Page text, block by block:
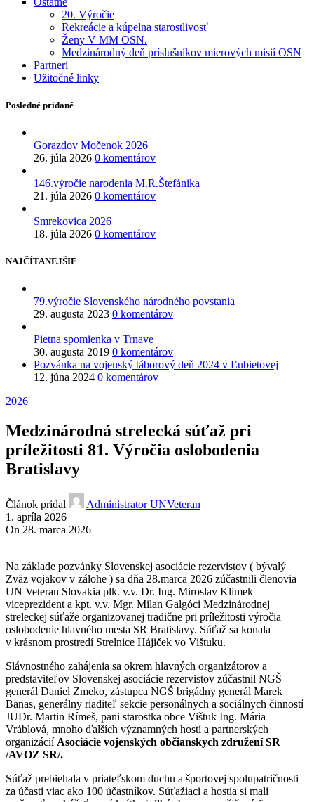
20. Výročie
Rekreácie a kúpelna starostlivosť
Ženy V MM OSN.
Medzinárodný deň príslušníkov mierových misií OSN
Partneri
Užitočné linky
Posledné pridané
Gorazdov Močenok 2026
26. júla 2026 0 komentárov
146.výročie narodenia M.R.Štefánika
21. júla 2026 0 komentárov
Smrekovica 2026
18. júla 2026 0 komentárov
NAJČÍTANEJŠIE
79.výročie Slovenského národného povstania
29. augusta 2023 0 komentárov
Pietna spomienka v Trnave
30. augusta 2019 0 komentárov
Pozvánka na vojenský táborový deň 2024 v Ľubietovej
12. júna 2024 0 komentárov
2026
Medzinárodná strelecká súťaž pri
príležitosti 81. Výročia oslobodenia
Bratislavy
Článok pridal
Administrator UNVeteran
1. apríla 2026
On 28. marca 2026
Na základe pozvánky Slovenskej asociácie rezervistov ( bývalý
Zväz vojakov v zálohe ) sa dňa 28.marca 2026 zúčastnili členovia
UN Veteran Slovakia plk. v.v. Dr. Ing. Miroslav Klimek –
viceprezident a kpt. v.v. Mgr. Milan Galgóci Medzinárodnej
streleckej súťaže organizovanej tradične pri príležitosti výročia
oslobodenie hlavného mesta SR Bratislavy. Súťaž sa konala
v krásnom prostredí Strelnice Hájiček vo Vištuku.
Slávnostného zahájenia sa okrem hlavných organizátorov a
predstaviteľov Slovenskej asociácie rezervistov zúčastnil NGŠ
generál Daniel Zmeko, zástupca NGŠ brigádny generál Marek
Banas, generálny riaditeľ sekcie personálnych a sociálnych činností
JUDr. Martin Rímeš, pani starostka obce Vištuk Ing. Mária
Vráblová, mnoho ďalších významných hostí a partnerských
organizácií Asociácie vojenských občianskych združení SR
/AVOZ SR/.
Súťaž prebiehala v priateľskom duchu a športovej spolupatričnosti
za účasti viac ako 100 účastníkov. Súťažiaci a hostia si mali